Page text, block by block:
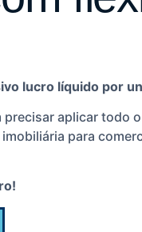
lucro líquido por
aplicar
para